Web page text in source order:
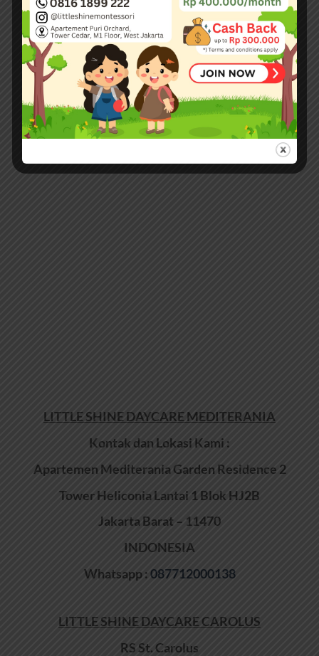
Telp :
08161899222
LITTLE SHINE DAYCARE MEDITERANIA
Kontak dan Lokasi Kami :
Apartemen Mediterania Garden Residence 2
Tower Heliconia Lantai 1 Blok HJ2B
Jakarta Barat – 11470
INDONESIA
Whatsapp :087712000138
LITTLE SHINE DAYCARE CAROLUS
RS St. Carolus